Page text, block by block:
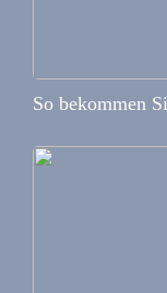
So bekommen